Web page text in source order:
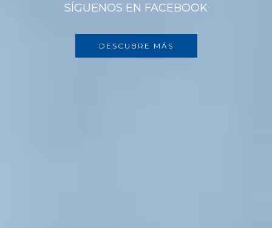
SÍGUENOS EN FACEBOOK
DESCUBRE MÁS